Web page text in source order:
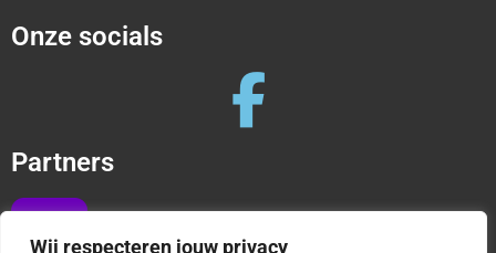
Wij respecteren jouw privacy
Onze socials
Partners